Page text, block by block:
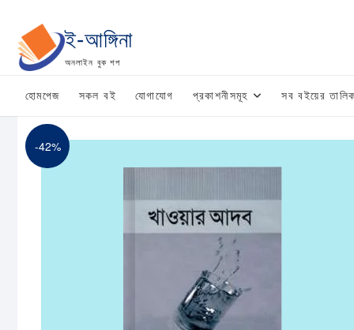
content
ই-আঙ্গিনা
অনলাইন বুক শপ
হোমপেজ সকল বই যোগাযোগ প্রকাশনীসমূহ সব বইয়ের
-42%